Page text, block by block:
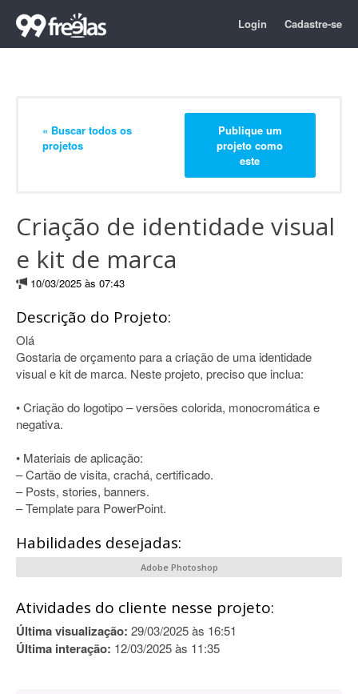
Login Cadastre-se
« Buscar todos os
projetos
Publique um
projeto como
este
Criação de identidade visual
e kit de marca
10/03/2025 às 07:43
Descrição do Projeto:
Olá
Gostaria de orçamento para a criação de uma identidade
visual e kit de marca. Neste projeto, preciso que inclua:
• Criação do logotipo – versões colorida, monocromática e
negativa.
• Materiais de aplicação:
– Cartão de visita, crachá, certificado.
– Posts, stories, banners.
– Template para PowerPoint.
Habilidades desejadas:
Adobe Photoshop
Atividades do cliente nesse projeto:
Última visualização: 29/03/2025 às 16:51
Última interação: 12/03/2025 às 11:35